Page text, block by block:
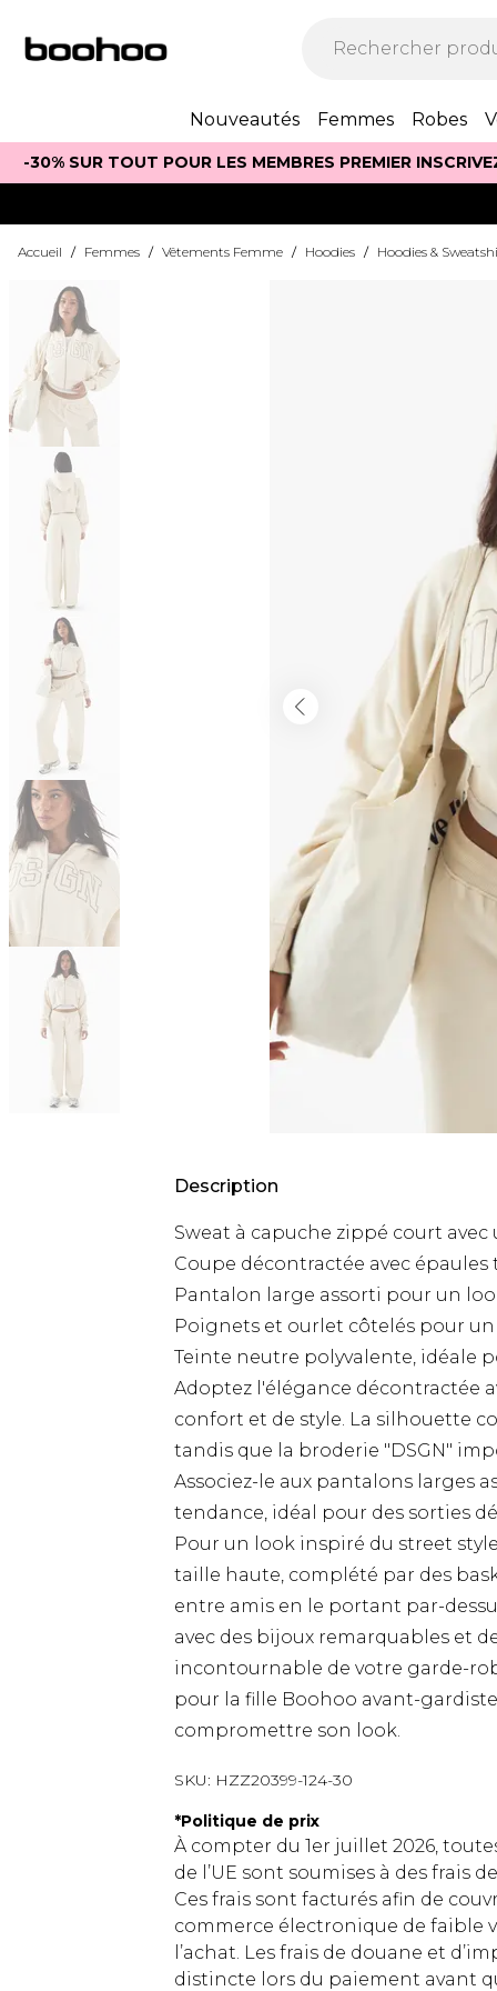
Nouveautés Femmes Robes
-30% SUR TOUT POUR LES MEMBRES PREMIER
Accueil / Femmes / Vêtements Femme / Hoodies / Hoodies &
Description
Sweat à capuche zippé court
Coupe décontractée avec
Pantalon large assorti pour un
Poignets et ourlet côtelés pour
Teinte neutre polyvalente, idéale
Adoptez l'élégance décontractée
confort et de style. La silhouette
tandis que la broderie "DSGN"
Associez-le aux pantalons larges
tendance, idéal pour des sorties
Pour un look inspiré du street
taille haute, complété par des
entre amis en le portant par-
avec des bijoux remarquables et
incontournable de votre garde-
pour la fille Boohoo avant-
compromettre son look.
SKU: HZZ20399-124-30
*Politique de prix
À compter du 1er juillet 2026,
de l’UE sont soumises à des frais
Ces frais sont facturés afin de
commerce électronique de faible
l’achat. Les frais de douane et
distincte lors du paiement avant